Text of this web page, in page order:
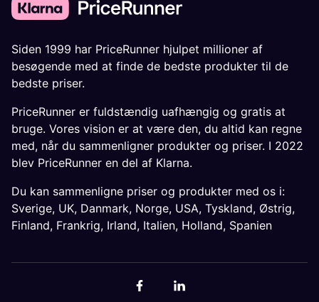
Siden 1999 har PriceRunner hjulpet millioner af
besøgende med at finde de bedste produkter til de
bedste priser.
PriceRunner er fuldstændig uafhængig og gratis at
bruge. Vores vision er at være den, du altid kan regne
med, når du sammenligner produkter og priser. I 2022
blev PriceRunner en del af Klarna.
Du kan sammenligne priser og produkter med os i:
Sverige, UK, Danmark, Norge, USA, Tyskland, Østrig,
Finland, Frankrig, Irland, Italien, Holland, Spanien